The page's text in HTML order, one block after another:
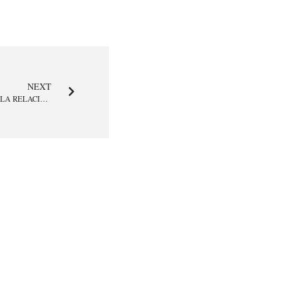
NEXT
EMBARGO DE SALARIOS ¿CÓMO AFRONTARLO EN LA RELACIÓN LABORAL?